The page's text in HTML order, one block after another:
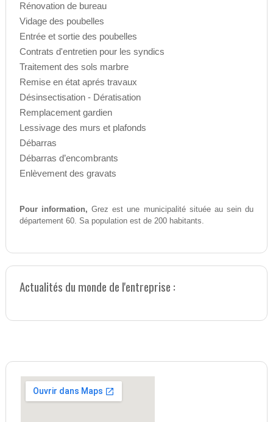
Rénovation de bureau
Vidage des poubelles
Entrée et sortie des poubelles
Contrats d'entretien pour les syndics
Traitement des sols marbre
Remise en état aprés travaux
Désinsectisation - Dératisation
Remplacement gardien
Lessivage des murs et plafonds
Débarras
Débarras d’encombrants
Enlèvement des gravats
Pour information, Grez est une municipalité située au sein du
département 60. Sa population est de 200 habitants.
Actualités du monde de l'entreprise :